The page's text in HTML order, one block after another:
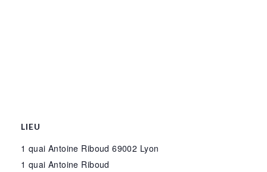
LIEU
1 quai Antoine Riboud 69002 Lyon
1 quai Antoine Riboud